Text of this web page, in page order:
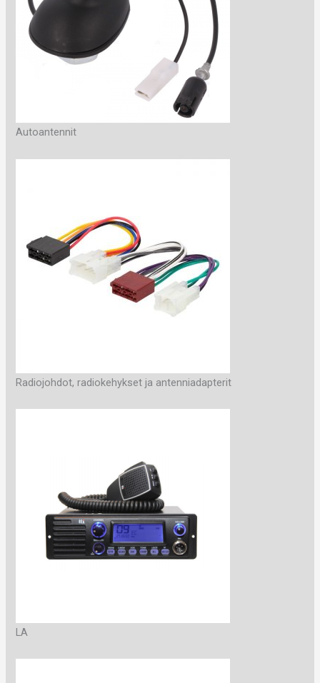
Autoantennit
Radiojohdot, radiokehykset ja antenniadapterit
LA